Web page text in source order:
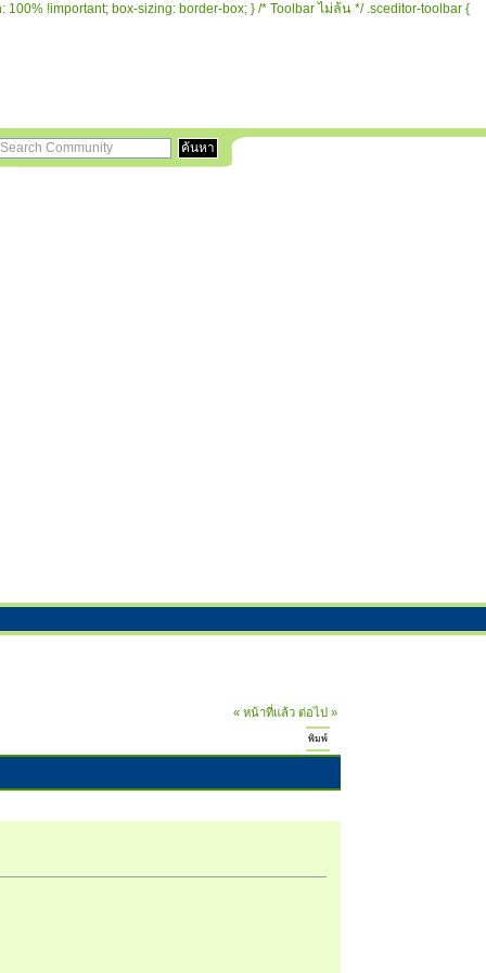
!important; box-sizing: border-box; } /* Toolbar ไม่ล้น */ .sceditor-toolbar {
« หน้าที่แล้ว ต่อไป »
พิมพ์